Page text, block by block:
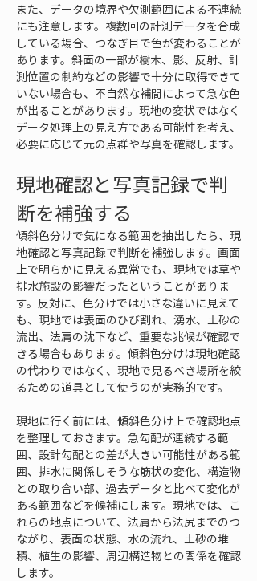
また、データの境界や欠測範囲による不連続
にも注意します。複数回の計測データを合成
している場合、つなぎ目で色が変わることが
あります。斜面の一部が樹木、影、反射、計
測位置の制約などの影響で十分に取得できて
いない場合も、不自然な補間によって急な色
が出ることがあります。現地の変状ではなく
データ処理上の見え方である可能性を考え、
必要に応じて元の点群や写真を確認します。
現地確認と写真記録で判
断を補強する
傾斜色分けで気になる範囲を抽出したら、現
地確認と写真記録で判断を補強します。画面
上で明らかに見える異常でも、現地では草や
排水施設の影響だったということがありま
す。反対に、色分けでは小さな違いに見えて
も、現地では表面のひび割れ、湧水、土砂の
流出、法肩の沈下など、重要な兆候が確認で
きる場合もあります。傾斜色分けは現地確認
の代わりではなく、現地で見るべき場所を絞
るための道具として使うのが実務的です。
現地に行く前には、傾斜色分け上で確認地点
を整理しておきます。急勾配が連続する範
囲、設計勾配との差が大きい可能性がある範
囲、排水に関係しそうな筋状の変化、構造物
との取り合い部、過去データと比べて変化が
ある範囲などを候補にします。現地では、こ
れらの地点について、法肩から法尻までのつ
ながり、表面の状態、水の流れ、土砂の堆
積、植生の影響、周辺構造物との関係を確認
します。